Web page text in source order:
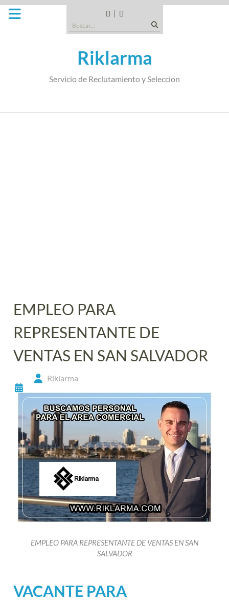
Saltar
CANDIDATOS
TIPO
EMPRESA
SOMOS
Buscar:
Riklarma
Servicio de Reclutamiento y Seleccion
EMPLEO PARA
REPRESENTANTE DE
VENTAS EN SAN SALVADOR
Riklarma
EMPLEO PARA REPRESENTANTE DE VENTAS EN SAN
SALVADOR
VACANTE PARA